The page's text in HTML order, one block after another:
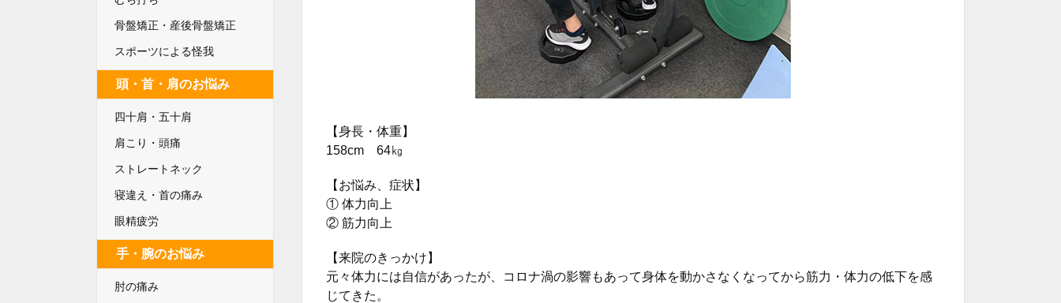
【身長・体重】
158cm 64㎏
【お悩み、症状】
① 体力向上
② 筋力向上
【来院のきっかけ】
元々体力には自信があったが、コロナ渦の影響もあって身体を動かさなくなってから筋力・体力の低下を感
じてきた。
骨盤矯正・産後骨盤矯正
スポーツによる怪我
頭・首・肩のお悩み
四十肩・五十肩
肩こり・頭痛
ストレートネック
寝違え・首の痛み
眼精疲労
手・腕のお悩み
肘の痛み